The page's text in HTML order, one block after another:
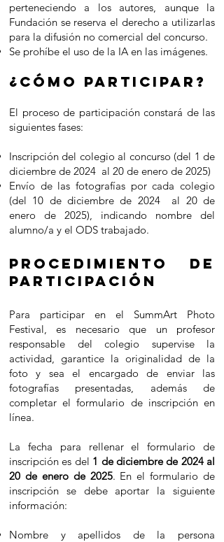
perteneciendo a los autores, aunque la
Fundación se reserva el derecho a utilizarlas
para la difusión no comercial del concurso.
Se prohíbe el uso de la IA en las imágenes.
¿CÓMO PARTIC IPAR?
El proceso de participación constará de las
siguientes fases:
Inscripción del colegio al concurso (del 1 de
diciembre de 2024 al 20 de enero de 2025)
Envío de las fotografías por cada colegio
(del 10 de diciembre de 2024 al 20 de
enero de 2025), indicando nombre del
alumno/a y el ODS trabajado.
Procedimiento de
PARTICIPACIÓN
Para participar en el SummArt Photo
Festival, es necesario que un profesor
responsable del colegio supervise la
actividad, garantice la originalidad de la
foto y sea el encargado de enviar las
fotografías presentadas, además de
completar el formulario de inscripción en
línea.
La fecha para rellenar el formulario de
inscripción es del 1 de diciembre de 2024 al
20 de enero de 2025. En el formulario de
inscripción se debe aportar la siguiente
información:
Nombre y apellidos de la persona